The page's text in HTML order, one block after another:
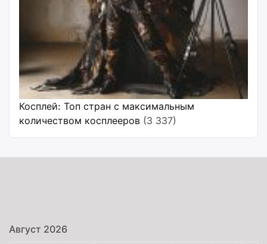
Косплей: Топ стран с максимальным
количеством косплееров (3 337)
Август 2026